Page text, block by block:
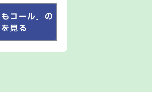
もコール」の
見る